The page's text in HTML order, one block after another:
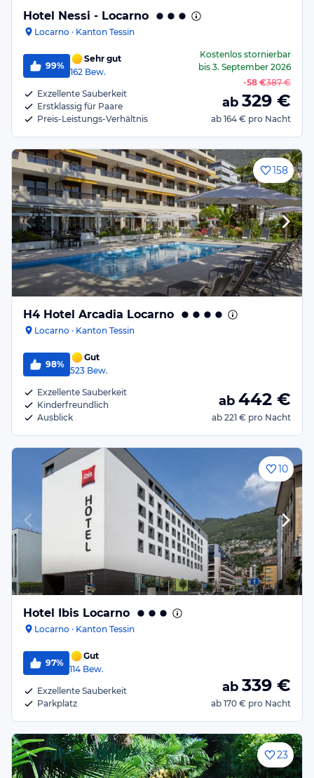
Hotel Nessi - Locarno
Locarno · Kanton Tessin
99%
Sehr gut
162 Bew.
Exzellente Sauberkeit
Erstklassig für Paare
Preis-Leistungs-Verhältnis
Kostenlos stornierbar
bis 3. September 2026
-58 €387 €
ab 329 €
ab 164 € pro Nacht
158
H4 Hotel Arcadia Locarno
Locarno · Kanton Tessin
98%
Gut
523 Bew.
Exzellente Sauberkeit
Kinderfreundlich
Ausblick
ab 442 €
ab 221 € pro Nacht
10
Hotel Ibis Locarno
Locarno · Kanton Tessin
97%
Gut
114 Bew.
Exzellente Sauberkeit
Parkplatz
ab 339 €
ab 170 € pro Nacht
23